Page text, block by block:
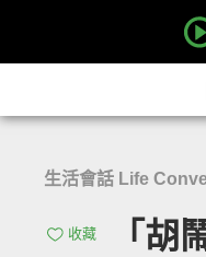
生活會話 Life
收藏 「